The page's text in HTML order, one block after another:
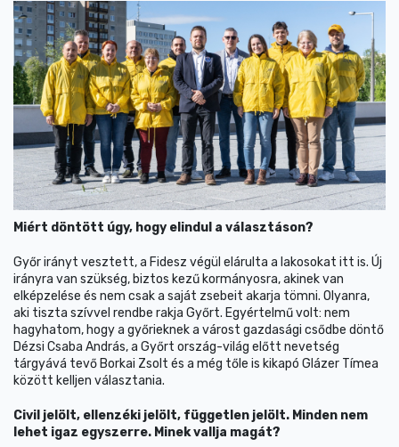
Miért döntött úgy, hogy elindul a választáson?
Győr irányt vesztett, a Fidesz végül elárulta a lakosokat itt is. Új
irányra van szükség, biztos kezű kormányosra, akinek van
elképzelése és nem csak a saját zsebeit akarja tömni. Olyanra,
aki tiszta szívvel rendbe rakja Győrt. Egyértelmű volt: nem
hagyhatom, hogy a győrieknek a várost gazdasági csődbe döntő
Dézsi Csaba András, a Győrt ország-világ előtt nevetség
tárgyává tevő Borkai Zsolt és a még tőle is kikapó Glázer Tímea
között kelljen választania.
Civil jelölt, ellenzéki jelölt, független jelölt. Minden nem
lehet igaz egyszerre. Minek vallja magát?